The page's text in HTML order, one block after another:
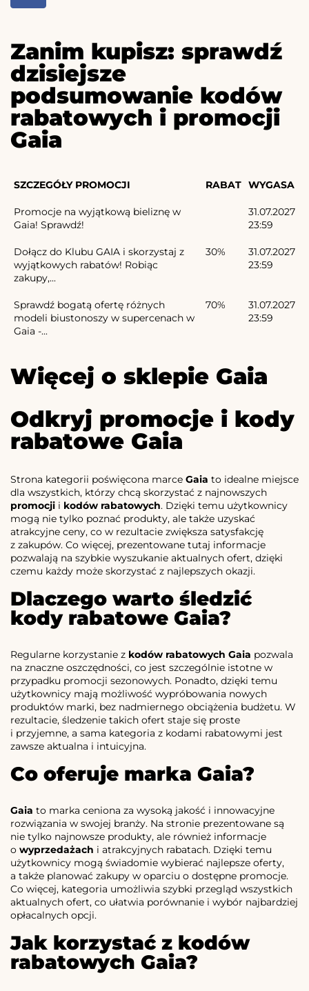
Zanim kupisz: sprawdź
dzisiejsze
podsumowanie kodów
rabatowych i promocji
Gaia
SZCZEGÓŁY PROMOCJI RABAT WYGASA
Promocje na wyjątkową bieliznę w
Gaia! Sprawdź!
31.07.2027
23:59
Dołącz do Klubu GAIA i skorzystaj z
wyjątkowych rabatów! Robiąc
zakupy,...
30%
31.07.2027
23:59
Sprawdź bogatą ofertę różnych
modeli biustonoszy w supercenach w
Gaia -...
70%
31.07.2027
23:59
Więcej o sklepie Gaia
Odkryj promocje i kody
rabatowe Gaia
Strona kategorii poświęcona marce Gaia to idealne miejsce
dla wszystkich, którzy chcą skorzystać z najnowszych
promocji i kodów rabatowych. Dzięki temu użytkownicy
mogą nie tylko poznać produkty, ale także uzyskać
atrakcyjne ceny, co w rezultacie zwiększa satysfakcję
z zakupów. Co więcej, prezentowane tutaj informacje
pozwalają na szybkie wyszukanie aktualnych ofert, dzięki
czemu każdy może skorzystać z najlepszych okazji.
Dlaczego warto śledzić
kody rabatowe Gaia?
Regularne korzystanie z kodów rabatowych Gaia pozwala
na znaczne oszczędności, co jest szczególnie istotne w
przypadku promocji sezonowych. Ponadto, dzięki temu
użytkownicy mają możliwość wypróbowania nowych
produktów marki, bez nadmiernego obciążenia budżetu. W
rezultacie, śledzenie takich ofert staje się proste
i przyjemne, a sama kategoria z kodami rabatowymi jest
zawsze aktualna i intuicyjna.
Co oferuje marka Gaia?
Gaia to marka ceniona za wysoką jakość i innowacyjne
rozwiązania w swojej branży. Na stronie prezentowane są
nie tylko najnowsze produkty, ale również informacje
o wyprzedażach i atrakcyjnych rabatach. Dzięki temu
użytkownicy mogą świadomie wybierać najlepsze oferty,
a także planować zakupy w oparciu o dostępne promocje.
Co więcej, kategoria umożliwia szybki przegląd wszystkich
aktualnych ofert, co ułatwia porównanie i wybór najbardziej
opłacalnych opcji.
Jak korzystać z kodów
rabatowych Gaia?